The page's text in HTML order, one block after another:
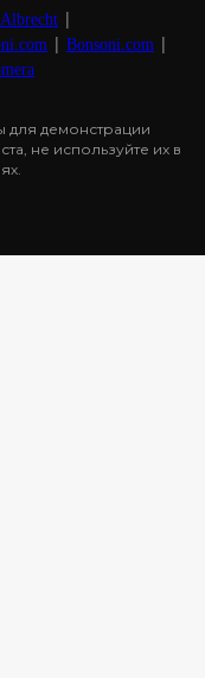
|
| Bonsoni.com |
для демонстрации
не используйте их в